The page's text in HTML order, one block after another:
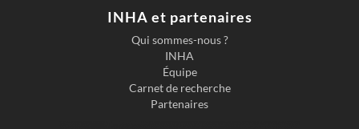
INHA et partenaires
Qui sommes-nous ?
INHA
Équipe
Carnet de recherche
Partenaires